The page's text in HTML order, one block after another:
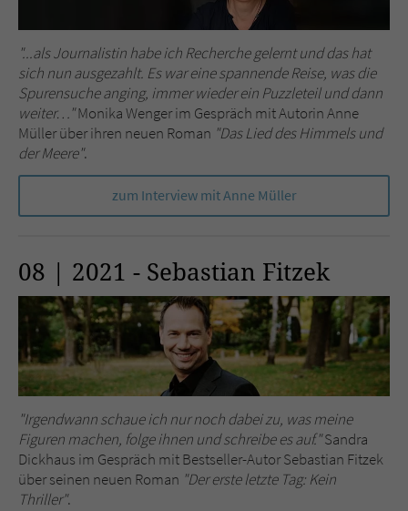
"...als Journalistin habe ich Recherche gelernt und das hat
sich nun ausgezahlt. Es war eine spannende Reise, was die
Spurensuche anging, immer wieder ein Puzzleteil und dann
weiter…"Monika Wenger im Gespräch mit Autorin Anne
Müller über ihren neuen Roman "Das Lied des Himmels und
der Meere".
zum Interview mit Anne Müller
08 | 2021 - Sebastian Fitzek
"Irgendwann schaue ich nur noch dabei zu, was meine
Figuren machen, folge ihnen und schreibe es auf."Sandra
Dickhaus im Gespräch mit Bestseller-Autor Sebastian Fitzek
über seinen neuen Roman "Der erste letzte Tag: Kein
Thriller".